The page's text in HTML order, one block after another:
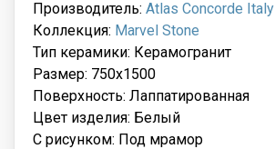
Производитель: Atlas Concorde Italy
Коллекция: Marvel Stone
Тип керамики: Керамогранит
Размер: 750x1500
Поверхность: Лаппатированная
Цвет изделия: Белый
С рисунком: Под мрамор